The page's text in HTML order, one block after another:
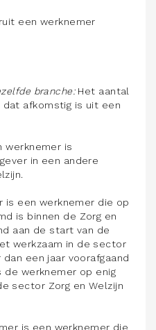
een werknemer
branche: Het aantal
afkomstig is uit een
werknemer is
in een andere
is een werknemer die op
is binnen de Zorg en
aan de start van de
werkzaam in de sector
een jaar voorafgaand
de werknemer op enig
sector Zorg en Welzijn
is een werknemer die